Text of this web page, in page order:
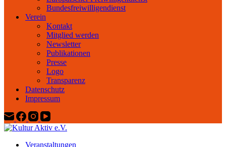
Bundesfreiwilligendienst
Verein
Kontakt
Mitglied werden
Newsletter
Publikationen
Presse
Logo
Transparenz
Datenschutz
Impressum
Veranstaltungen